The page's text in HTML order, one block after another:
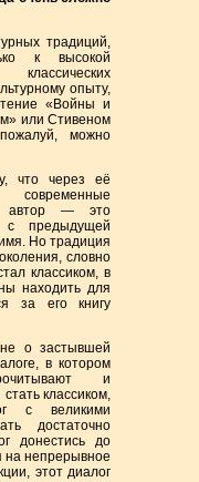
традиций,
к высокой
опыту,
«Войны и
или Стивеном
можно
что через её
автор — это
предыдущей
Но традиция
словно
классиком, в
находить для
за его книгу
о застывшей
в котором
и
классиком,
с великими
достаточно
донестись до
на непрерывное
этот диалог